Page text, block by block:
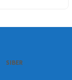
SIBER